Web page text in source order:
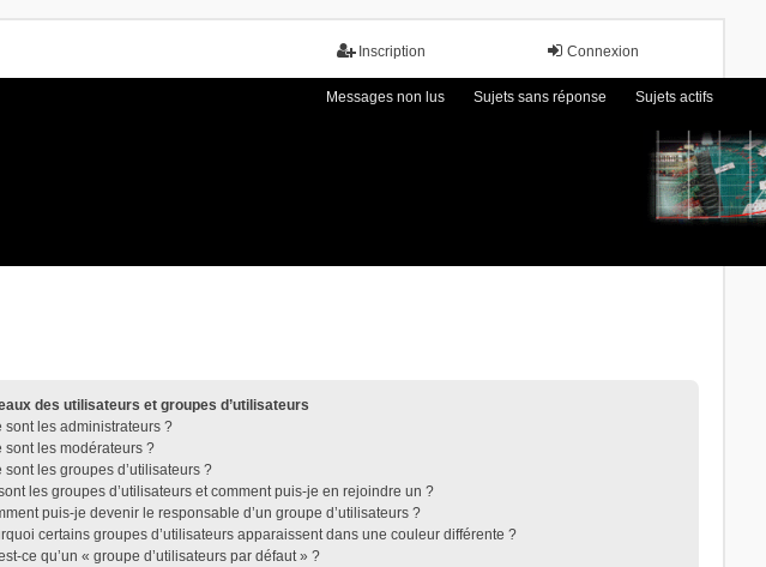
Connexion
Inscription
Messages non lus Sujets sans réponse Sujets actifs
des utilisateurs et groupes d’utilisateurs
sont les administrateurs ?
sont les modérateurs ?
sont les groupes d’utilisateurs ?
les groupes d’utilisateurs et comment puis-je en rejoindre un ?
puis-je devenir le responsable d’un groupe d’utilisateurs ?
certains groupes d’utilisateurs apparaissent dans une couleur différente ?
ce qu’un « groupe d’utilisateurs par défaut » ?